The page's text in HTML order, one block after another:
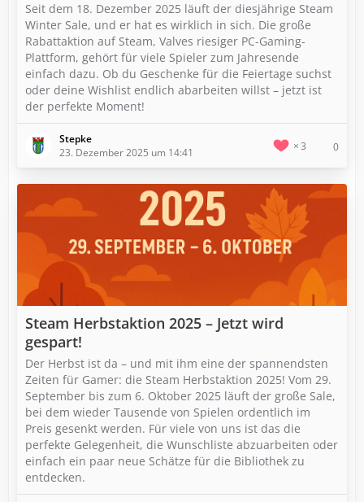
Seit dem 18. Dezember 2025 läuft der diesjährige Steam
Winter Sale, und er hat es wirklich in sich. Die große
Rabattaktion auf Steam, Valves riesiger PC-Gaming-
Plattform, gehört für viele Spieler zum Jahresende
einfach dazu. Ob du Geschenke für die Feiertage suchst
oder deine Wishlist endlich abarbeiten willst – jetzt ist
der perfekte Moment!
Stepke
23. Dezember 2025 um 14:41
3 0
Steam Herbstaktion 2025 – Jetzt wird
gespart!
Der Herbst ist da – und mit ihm eine der spannendsten
Zeiten für Gamer: die Steam Herbstaktion 2025! Vom 29.
September bis zum 6. Oktober 2025 läuft der große Sale,
bei dem wieder Tausende von Spielen ordentlich im
Preis gesenkt werden. Für viele von uns ist das die
perfekte Gelegenheit, die Wunschliste abzuarbeiten oder
einfach ein paar neue Schätze für die Bibliothek zu
entdecken.